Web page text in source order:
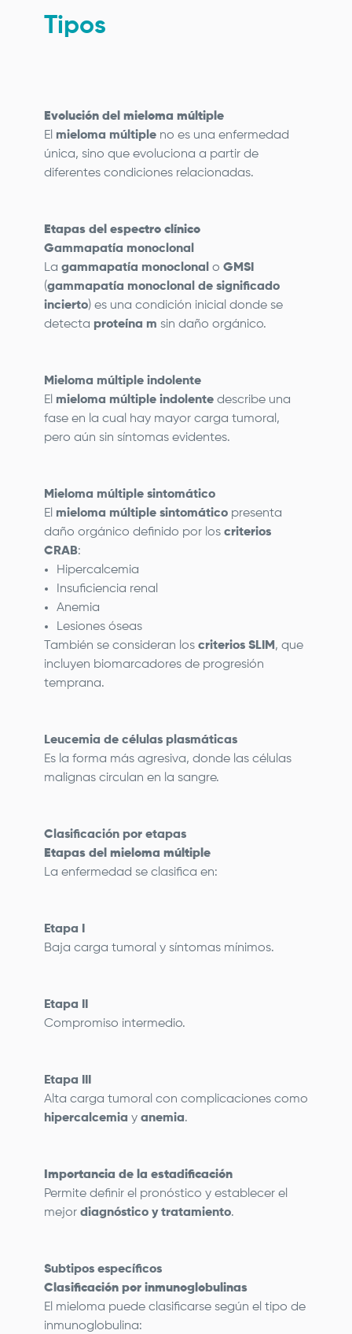
Tipos
Evolución del mieloma múltiple
El mieloma múltiple no es una enfermedad
única, sino que evoluciona a partir de
diferentes condiciones relacionadas.
Etapas del espectro clínico
Gammapatía monoclonal
La gammapatía monoclonal o GMSI
(gammapatía monoclonal de significado
incierto) es una condición inicial donde se
detecta proteína m sin daño orgánico.
Mieloma múltiple indolente
El mieloma múltiple indolente describe una
fase en la cual hay mayor carga tumoral,
pero aún sin síntomas evidentes.
Mieloma múltiple sintomático
El mieloma múltiple sintomático presenta
daño orgánico definido por los criterios
CRAB:
Hipercalcemia
Insuficiencia renal
Anemia
Lesiones óseas
También se consideran los criterios SLIM, que
incluyen biomarcadores de progresión
temprana.
Leucemia de células plasmáticas
Es la forma más agresiva, donde las células
malignas circulan en la sangre.
Clasificación por etapas
Etapas del mieloma múltiple
La enfermedad se clasifica en:
Etapa I
Baja carga tumoral y síntomas mínimos.
Etapa II
Compromiso intermedio.
Etapa III
Alta carga tumoral con complicaciones como
hipercalcemia y anemia.
Importancia de la estadificación
Permite definir el pronóstico y establecer el
mejor diagnóstico y tratamiento.
Subtipos específicos
Clasificación por inmunoglobulinas
El mieloma puede clasificarse según el tipo de
inmunoglobulina: